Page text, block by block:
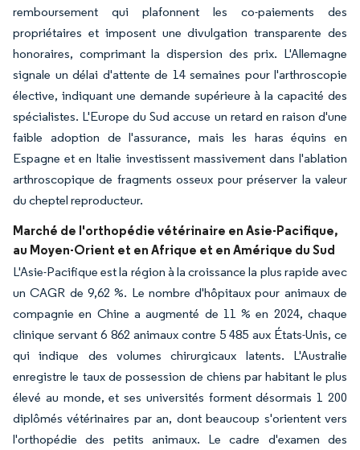
remboursement qui plafonnent les co-paiements des
propriétaires et imposent une divulgation transparente des
honoraires, comprimant la dispersion des prix. L'Allemagne
signale un délai d'attente de 14 semaines pour l'arthroscopie
élective, indiquant une demande supérieure à la capacité des
spécialistes. L'Europe du Sud accuse un retard en raison d'une
faible adoption de l'assurance, mais les haras équins en
Espagne et en Italie investissent massivement dans l'ablation
arthroscopique de fragments osseux pour préserver la valeur
du cheptel reproducteur.
Marché de l'orthopédie vétérinaire en Asie-Pacifique,
au Moyen-Orient et en Afrique et en Amérique du Sud
L'Asie-Pacifique est la région à la croissance la plus rapide avec
un CAGR de 9,62 %. Le nombre d'hôpitaux pour animaux de
compagnie en Chine a augmenté de 11 % en 2024, chaque
clinique servant 6 862 animaux contre 5 485 aux États-Unis, ce
qui indique des volumes chirurgicaux latents. L'Australie
enregistre le taux de possession de chiens par habitant le plus
élevé au monde, et ses universités forment désormais 1 200
diplômés vétérinaires par an, dont beaucoup s'orientent vers
l'orthopédie des petits animaux. Le cadre d'examen des